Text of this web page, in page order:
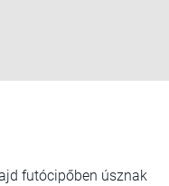
futócipőben úsznak